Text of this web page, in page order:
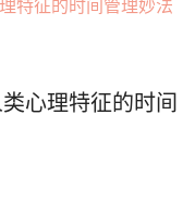
心理特征的时间